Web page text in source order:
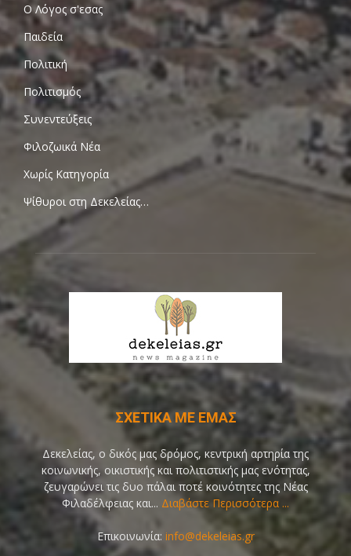
Ο Λόγος σ'εσας
Παιδεία
Πολιτική
Πολιτισμός
Συνεντεύξεις
Φιλοζωικά Νέα
Χωρίς Κατηγορία
Ψίθυροι στη Δεκελείας…
ΣΧΕΤΙΚΑ ΜΕ ΕΜΑΣ
Δεκελείας, ο δικός μας δρόμος, κεντρική αρτηρία της
κοινωνικής, οικιστικής και πολιτιστικής μας ενότητας,
ζευγαρώνει τις δυο πάλαι ποτέ κοινότητες της Νέας
Φιλαδέλφειας και... Διαβάστε Περισσότερα ...
Επικοινωνία: info@dekeleias.gr